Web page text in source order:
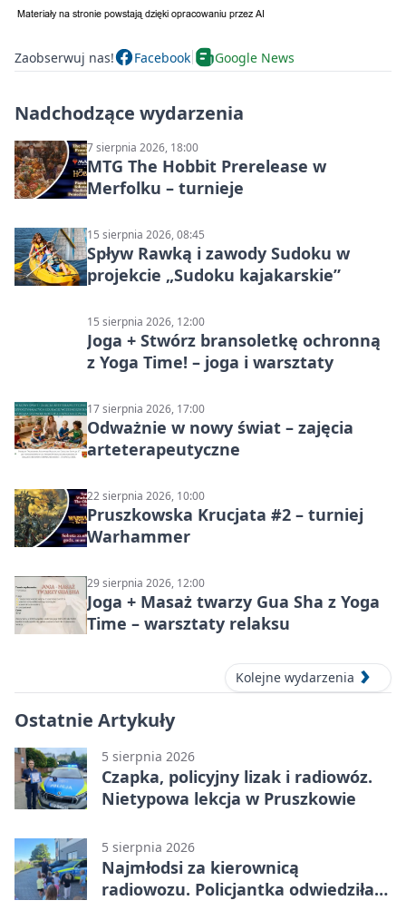
Zaobserwuj nas! Facebook Google News
Nadchodzące wydarzenia
7 sierpnia 2026, 18:00
MTG The Hobbit Prerelease w
Merfolku – turnieje
15 sierpnia 2026, 08:45
Spływ Rawką i zawody Sudoku w
projekcie „Sudoku kajakarskie”
15 sierpnia 2026, 12:00
Joga + Stwórz bransoletkę ochronną
z Yoga Time! – joga i warsztaty
17 sierpnia 2026, 17:00
Odważnie w nowy świat – zajęcia
arteterapeutyczne
22 sierpnia 2026, 10:00
Pruszkowska Krucjata #2 – turniej
Warhammer
29 sierpnia 2026, 12:00
Joga + Masaż twarzy Gua Sha z Yoga
Time – warsztaty relaksu
Kolejne wydarzenia
Ostatnie Artykuły
5 sierpnia 2026
Czapka, policyjny lizak i radiowóz.
Nietypowa lekcja w Pruszkowie
5 sierpnia 2026
Najmłodsi za kierownicą
radiowozu. Policjantka odwiedziła